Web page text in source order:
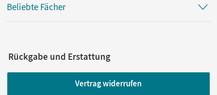
Beliebte Fächer
Rückgabe und Erstattung
Vertrag widerrufen